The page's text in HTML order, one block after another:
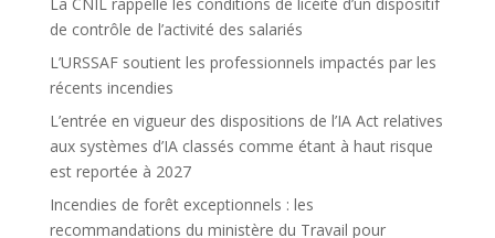
de contrôle de l’activité des salariés
L’URSSAF soutient les professionnels impactés par les
récents incendies
L’entrée en vigueur des dispositions de l’IA Act relatives
aux systèmes d’IA classés comme étant à haut risque
est reportée à 2027
Incendies de forêt exceptionnels : les
recommandations du ministère du Travail pour